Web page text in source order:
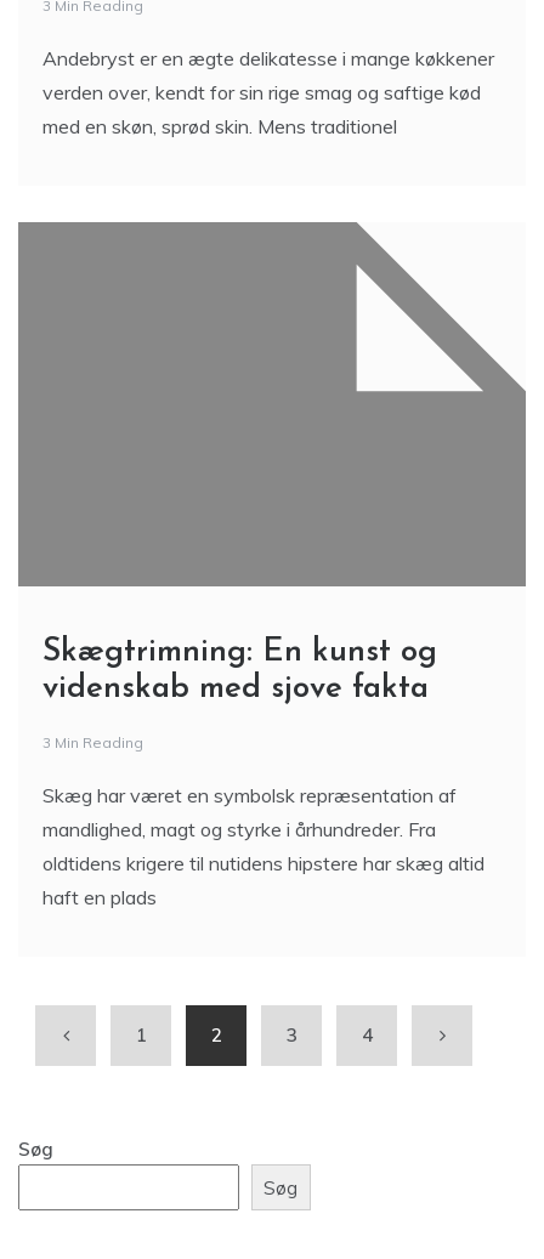
3 Min Reading
Andebryst er en ægte delikatesse i mange køkkener
verden over, kendt for sin rige smag og saftige kød
med en skøn, sprød skin. Mens traditionel
Skægtrimning: En kunst og
videnskab med sjove fakta
3 Min Reading
Skæg har været en symbolsk repræsentation af
mandlighed, magt og styrke i århundreder. Fra
oldtidens krigere til nutidens hipstere har skæg altid
haft en plads
1 2 3 4
Søg
Søg